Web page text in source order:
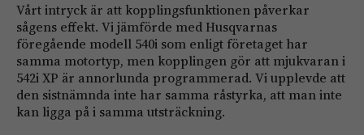
Vårt intryck är att kopplingsfunktionen påverkar
sågens effekt. Vi jämförde med Husqvarnas
föregående modell 540i som enligt företaget har
samma motortyp, men kopplingen gör att mjukvaran i
542i XP är annorlunda programmerad. Vi upplevde att
den sistnämnda inte har samma råstyrka, att man inte
kan ligga på i samma utsträckning.